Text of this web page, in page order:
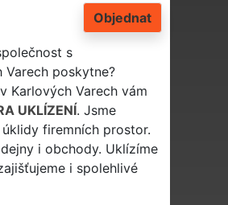
Objednat
s
poskytne?
Karlových Varech vám
UKLÍZENÍ. Jsme
firemních prostor.
i obchody. Uklízíme
i spolehlivé